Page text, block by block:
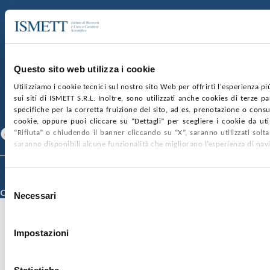
Questo sito web utilizza i cookie
Utilizziamo i cookie tecnici sul nostro sito Web per offrirti l'esperienza
sui siti di ISMETT S.R.L. Inoltre, sono utilizzati anche cookies di terze
specifiche per la corretta fruizione del sito, ad es. prenotazione o
cookie, oppure puoi cliccare su “Dettagli” per scegliere i cookie da
“Rifiuta” o chiudendo il banner cliccando su “X”, saranno utilizzati
saranno disponibili alcune funzionalità che migliorano l’esperienza di
delNecessari
Impostazioni
Ufficio Registro delle imprese di Palermo
nr. REA PA-201818 P.I. 04544550827
GARE E CONTRATTIPRIVACYCOOKIE POLICY
CONTATTI
SEGUICI SU
Facebook Linkedin Youtube
© 2026 ISMETT (Istituto Mediterraneo per i Trapianti e Terapie ad Alta
Credits